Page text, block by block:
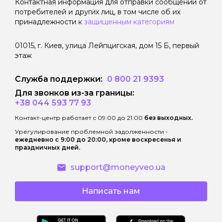
наданого кредиту після закінчення
Дисконтного періоду кредитування
• витрати споживача за користування
нарахування процентів за користування
Кредитом після закінчення
Дисконтного періоду кредитування за
процентною ставкою, що вказана в
• витрати споживача за Дисконтний
внаслідок застосування правил
розрахунку грошових зобов’язань
споживача по сплаті процентів за
розміру Базової процентної ставки і
Контактная информация для отправки сообщений от
потребителей и других лиц, в том числе об их
принадлежности к защищенным категориям
01015, г. Киев, улица Лейпцигская, дом 15 Б, первый
этаж
Служба поддержки: 0 800 21 9393
Для звонков из-за границы:
+38 044 593 77 93
Контакт-центр работает с 09:00 до 21:00 без выходных.
Урегулирование проблемной задолженности -
ежедневно с 9:00 до 20:00, кроме воскресенья и
праздничных дней.
support@moneyveo.ua
Написать нам